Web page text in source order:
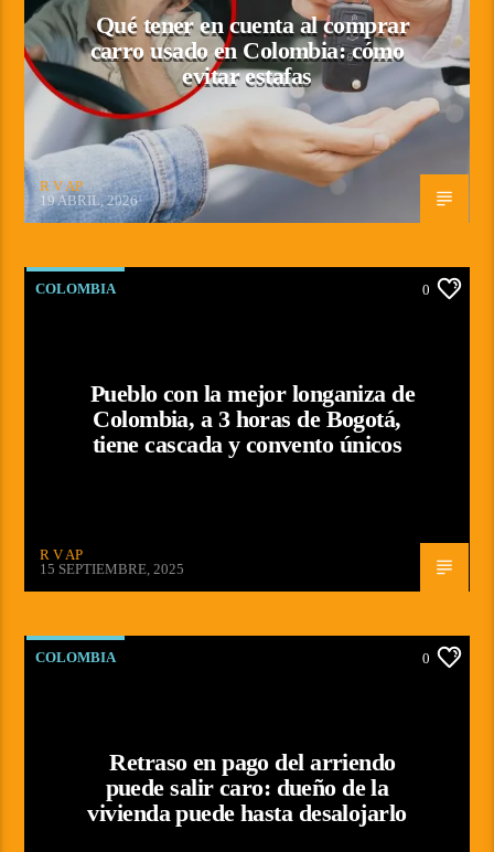
Qué tener en cuenta al comprar
carro usado en Colombia: cómo
evitar estafas
R V AP
19 ABRIL, 2026
COLOMBIA 0
Pueblo con la mejor longaniza de
Colombia, a 3 horas de Bogotá,
tiene cascada y convento únicos
R V AP
15 SEPTIEMBRE, 2025
COLOMBIA 0
Retraso en pago del arriendo
puede salir caro: dueño de la
vivienda puede hasta desalojarlo